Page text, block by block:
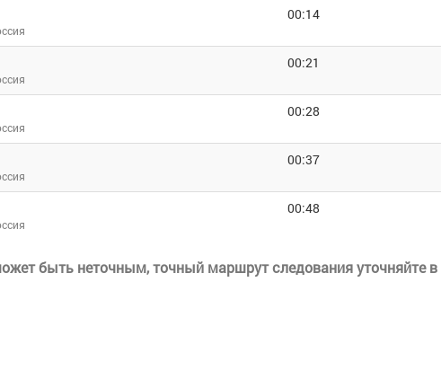
00:14
00:21
00:28
00:37
00:48
быть неточным, точный маршрут следования уточняйте